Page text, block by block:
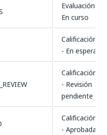
Evaluación -
En curso
Calificación
- En espera
Calificación
- Revisión
pendiente
Calificación
- Aprobada